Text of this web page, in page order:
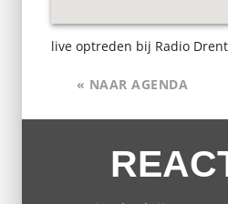
live optreden bij Radio
« NAAR AGENDA